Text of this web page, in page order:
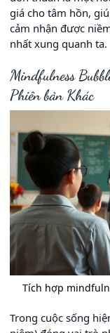
giá cho tâm hồn,
cảm nhận được
nhất xung quanh ta.
Mindfulness
Phiên bản Khác
Tích hợp
Trong cuộc sống